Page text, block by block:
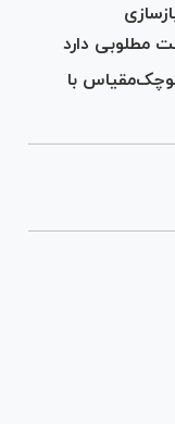
مطلوبی دارد
با